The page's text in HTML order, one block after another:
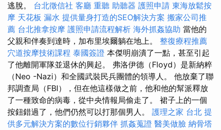
逃脫。 台北徵信社 客廳 重聽 助聽器 護照申請 東海放鬆按
摩 天花板 漏水 提供量身打造的SEO解決方案 搬家公司推
薦 台北推拿按摩 護照申請流程解析 海外抓姦協助 當他的
父親和伴奏到達時，加布里埃爾躺在地上。 整復療程推薦
穴道按摩技術課程 泰國簽證 本傑明崩潰了一點，甚至引起
了他離開軍隊並退休的興起。 弗洛伊德（Floyd）是新納粹
（Neo -Nazi）和全國武裝民兵團體的領導人。 他放棄了聯
邦調查局（FBI），但在他這樣做之前，他和他的幫派釋放
了一種致命的病毒，從中央情報局偷走了。 裙子上的一個
按鈕錯過了，他們仍然可以打那個男人。 護理之家 台北 提
供多元解決方案的數位行銷夥伴 抓姦蒐證 醫美做臉 納骨塔